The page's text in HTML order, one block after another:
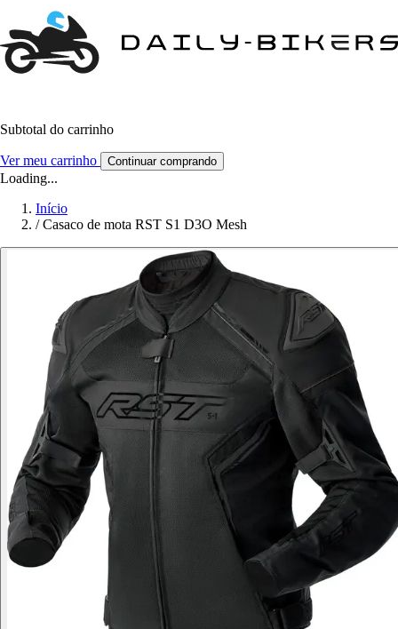
Subtotal do carrinho
Ver meu carrinho Continuar comprando
Loading...
Início
/ Casaco de mota RST S1 D3O Mesh